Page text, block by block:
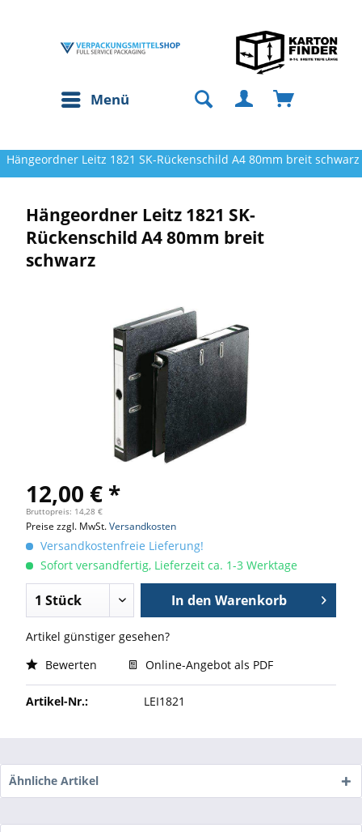
Menü
Hängeordner Leitz 1821 SK-Rückenschild A4 80mm breit schwarz
Hängeordner Leitz 1821 SK-
Rückenschild A4 80mm breit
schwarz
12,00 € *
Bruttopreis: 14,28 €
Preise zzgl. MwSt.Versandkosten
Versandkostenfreie Lieferung!
Sofort versandfertig, Lieferzeit ca. 1-3 Werktage
In den Warenkorb
Artikel günstiger gesehen?
Bewerten
Online-Angebot als PDF
Artikel-Nr.: LEI1821
Ähnliche Artikel